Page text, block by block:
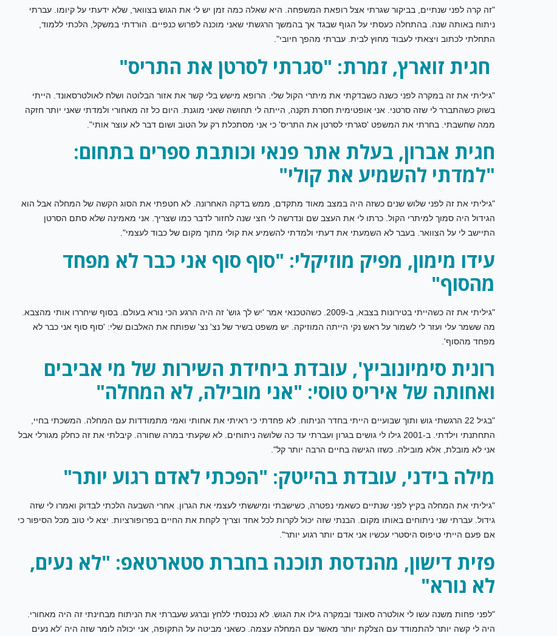
"זה קרה לפני שנתיים, בביקור שגרתי אצל רופאת המשפחה. היא שאלה כמה זמן יש לי את הגוש בצוואר, שלא ידעתי על קיומו. עברתי
ניתוח באותה שנה. בהתחלה כעסתי על הגוף שבגד אך בהמשך הרגשתי שאני מוכנה לפרוש כנפיים. הורדתי במשקל, הלכתי ללמוד,
התחלתי לכתוב ויצאתי לעבוד מחוץ לבית. עברתי מהפך חיובי".
חגית זוארץ, זמרת: "סגרתי לסרטן את התריס"
"גיליתי את זה במקרה לפני כשנה כשבדקתי את מיתרי הקול שלי. הרופא מישש בלי קשר את אזור הבלוטה ושלח לאולטרסאונד. הייתי
בשוק כשהתברר לי שזה סרטני. אני אופטימית חסרת תקנה, הייתה לי תחושה שאני מוגנת. היום כל זה מאחורי ולמדתי שאני יותר חזקה
ממה שחשבתי. בחרתי את המשפט 'סגרתי לסרטן את התריס' כי אני מסתכלת רק על הטוב ושום דבר לא עוצר אותי".
חגית אברון, בעלת אתר פנאי וכותבת ספרים בתחום:
"למדתי להשמיע את קולי"
"גיליתי את זה לפני שלוש שנים כשזה היה במצב מאוד מתקדם, ממש בדקה האחרונה. לא חטפתי את הסוג הקשה של המחלה אבל הוא
הגידול היה סמוך למיתרי הקול. כרתו לי את העצב שם ונדרשה לי חצי שנה לחזור לדבר כמו שצריך. אני מאמינה שלא סתם הסרטן
התיישב לי על הצוואר. בעבר לא השמעתי את דעתי ולמדתי להשמיע את קולי מתוך מקום של כבוד לעצמי".
עידו מימון, מפיק מוזיקלי: "סוף סוף אני כבר לא מפחד
מהסוף"
"גיליתי את זה כשהייתי בטירונות בצבא, ב-2009. כשהטכנאי אמר 'יש לך גוש' זה היה הרגע הכי נורא בעולם. בסוף שיחררו אותי מהצבא.
מה ששמר עלי ועזר לי לשמור על ראש נקי הייתה המוזיקה. יש משפט בשיר של נצ' נצ' שפותח את האלבום שלי: 'סוף סוף אני כבר לא
מפחד מהסוף'.
רונית סימיונוביץ', עובדת ביחידת השירות של מי אביבים
ואחותה של איריס טוסי: "אני מובילה, לא המחלה"
"בגיל 22 הרגשתי גוש ותוך שבועיים הייתי בחדר הניתוח. לא פחדתי כי ראיתי את אחותי ואמי מתמודדות עם המחלה. המשכתי בחיי,
התחתנתי וילדתי. ב-2001 גילו לי גושים בגרון ועברתי עד כה שלושה ניתוחים. לא שקעתי במרה שחורה. קיבלתי את זה כחלק מגורלי אבל
אני לא מובלת, אלא מובילה. כשזו הגישה בחיים הרבה יותר קל".
מילה בידני, עובדת בהייטק: "הפכתי לאדם רגוע יותר"
"גיליתי את המחלה בקיץ לפני שנתיים כשאמי נפטרה, כשישבתי ומיששתי לעצמי את הגרון. אחרי השבעה הלכתי לבדוק ואמרו לי שזה
גידול. עברתי שני ניתוחים באותו מקום. הבנתי שזה יכול לקרות לכל אחד וצריך לקחת את החיים בפרופורציות. יצא לי טוב מכל הסיפור כי
אם פעם הייתי טיפוס היסטרי עכשיו אני אדם יותר רגוע יותר".
פזית דישון, מהנדסת תוכנה בחברת סטארטאפ: "לא נעים,
לא נורא"
"לפני פחות משנה עשו לי אולטרה סאונד ובמקרה גילו את הגוש. לא נכנסתי ללחץ וברגע שעברתי את הניתוח מבחינתי זה היה מאחורי.
היה לי קשה יותר להתמודד עם הצלקת יותר מאשר עם המחלה עצמה. כשאני מביטה על התקופה, אני יכולה לומר שזה היה 'לא נעים